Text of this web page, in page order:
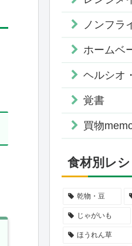
ノンフラ
ホームベ
ヘルシオ
覚書
買物
食材別レ
乾物・豆
じゃがいも
ほうれん草